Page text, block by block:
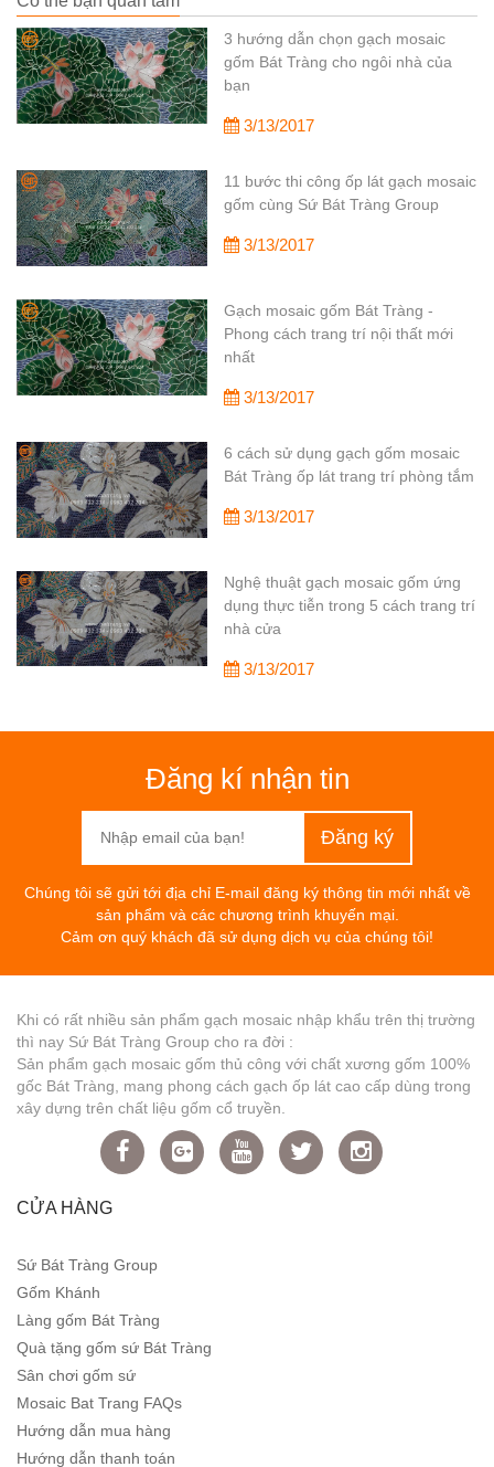
3 hướng dẫn chọn gạch mosaic
gốm Bát Tràng cho ngôi nhà của
bạn
3/13/2017
11 bước thi công ốp lát gạch mosaic
gốm cùng Sứ Bát Tràng Group
3/13/2017
Gạch mosaic gốm Bát Tràng -
Phong cách trang trí nội thất mới
nhất
3/13/2017
6 cách sử dụng gạch gốm mosaic
Bát Tràng ốp lát trang trí phòng tắm
3/13/2017
Nghệ thuật gạch mosaic gốm ứng
dụng thực tiễn trong 5 cách trang trí
nhà cửa
3/13/2017
Đăng kí nhận tin
Chúng tôi sẽ gửi tới địa chỉ E-mail đăng ký thông tin mới nhất về
sản phẩm và các chương trình khuyến mại.
Cảm ơn quý khách đã sử dụng dịch vụ của chúng tôi!
Khi có rất nhiều sản phẩm gạch mosaic nhập khẩu trên thị trường
thì nay Sứ Bát Tràng Group cho ra đời :
Sản phẩm gạch mosaic gốm thủ công với chất xương gốm 100%
gốc Bát Tràng, mang phong cách gạch ốp lát cao cấp dùng trong
xây dựng trên chất liệu gốm cổ truyền.
CỬA HÀNG
Sứ Bát Tràng Group
Gốm Khánh
Làng gốm Bát Tràng
Quà tặng gốm sứ Bát Tràng
Sân chơi gốm sứ
Mosaic Bat Trang FAQs
Hướng dẫn mua hàng
Hướng dẫn thanh toán